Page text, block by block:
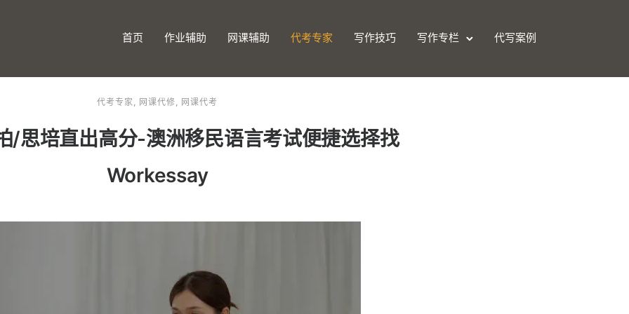
首页 作业辅助 网课辅助 代考专家 写作技巧 写作专栏 代写案例
代考专家, 网课代修, 网课代考
/思培直出高分-澳洲移民语言考试便捷选择找
Workessay